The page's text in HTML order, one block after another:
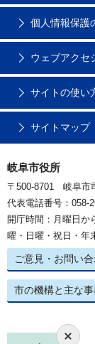
個人情報保護
ウェブアクセ
サイトの使い
サイトマップ
岐阜市役所
〒500-8701 岐阜市
代表電話番号：058-
開庁時間：月曜日
曜・日曜・祝日・年
ご意見・お問い
市の機構と主な事